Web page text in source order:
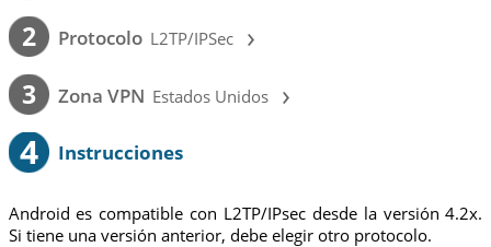
2 Protocolo L2TP/IPSec ›
3 Zona VPN Estados Unidos ›
4 Instrucciones
Android es compatible con L2TP/IPsec desde la versión 4.2x.
Si tiene una versión anterior, debe elegir otro protocolo.